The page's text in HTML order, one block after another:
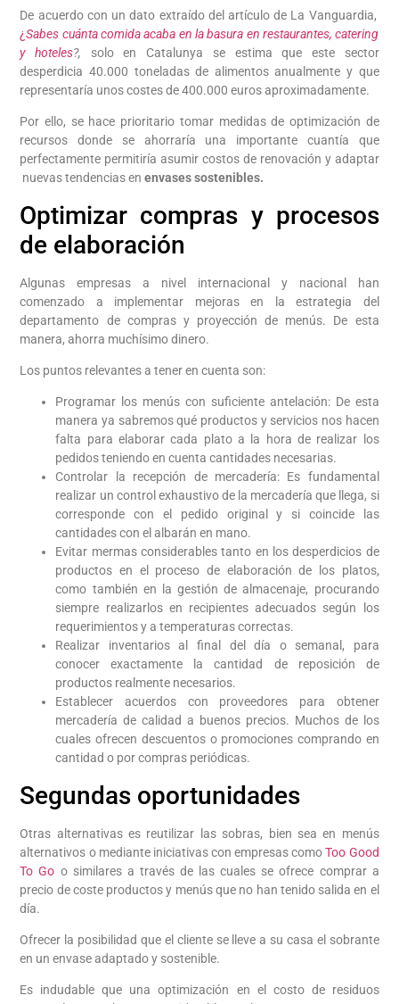
De acuerdo con un dato extraído del artículo de La Vanguardia,
¿Sabes cuánta comida acaba en la basura en restaurantes, catering
y hoteles?, solo en Catalunya se estima que este sector
desperdicia 40.000 toneladas de alimentos anualmente y que
representaría unos costes de 400.000 euros aproximadamente.
Por ello, se hace prioritario tomar medidas de optimización de
recursos donde se ahorraría una importante cuantía que
perfectamente permitiría asumir costos de renovación y adaptar
nuevas tendencias enenvases sostenibles.
Optimizar compras y procesos
de elaboración
Algunas empresas a nivel internacional y nacional han
comenzado a implementar mejoras en la estrategia del
departamento de compras y proyección de menús. De esta
manera, ahorra muchísimo dinero.
Los puntos relevantes a tener en cuenta son:
Programar los menús con suficiente antelación: De esta
manera ya sabremos qué productos y servicios nos hacen
falta para elaborar cada plato a la hora de realizar los
pedidos teniendo en cuenta cantidades necesarias.
Controlar la recepción de mercadería: Es fundamental
realizar un control exhaustivo de la mercadería que llega, si
corresponde con el pedido original y si coincide las
cantidades con el albarán en mano.
Evitar mermas considerables tanto en los desperdicios de
productos en el proceso de elaboración de los platos,
como también en la gestión de almacenaje, procurando
siempre realizarlos en recipientes adecuados según los
requerimientos y a temperaturas correctas.
Realizar inventarios al final del día o semanal, para
conocer exactamente la cantidad de reposición de
productos realmente necesarios.
Establecer acuerdos con proveedores para obtener
mercadería de calidad a buenos precios. Muchos de los
cuales ofrecen descuentos o promociones comprando en
cantidad o por compras periódicas.
Segundas oportunidades
Otras alternativas es reutilizar las sobras, bien sea en menús
alternativos o mediante iniciativas con empresas comoToo Good
To Go o similares a través de las cuales se ofrece comprar a
precio de coste productos y menús que no han tenido salida en el
día.
Ofrecer la posibilidad que el cliente se lleve a su casa el sobrante
en un envase adaptado y sostenible.
Es indudable que una optimización en el costo de residuos